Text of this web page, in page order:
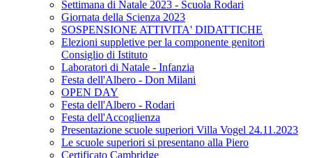
Settimana di Natale 2023 - Scuola Rodari
Giornata della Scienza 2023
SOSPENSIONE ATTIVITA' DIDATTICHE
Elezioni suppletive per la componente genitori
Consiglio di Istituto
Laboratori di Natale - Infanzia
Festa dell'Albero - Don Milani
OPEN DAY
Festa dell'Albero - Rodari
Festa dell'Accoglienza
Presentazione scuole superiori Villa Vogel 24.11.2023
Le scuole superiori si presentano alla Piero
Certificato Cambridge